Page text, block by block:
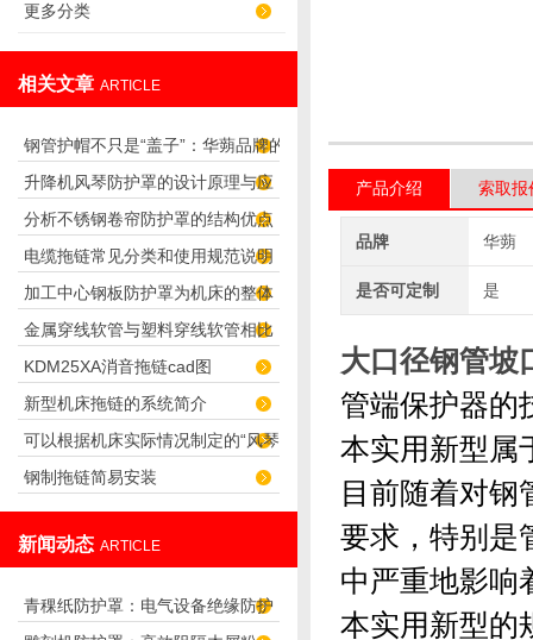
更多分类
相关文章 ARTICLE
钢管护帽不只是“盖子”：华蒴品牌的
应用场景与选购参考
升降机风琴防护罩的设计原理与应
用
分析不锈钢卷帘防护罩的结构优点
电缆拖链常见分类和使用规范说明
加工中心钢板防护罩为机床的整体
造型增添了无限色彩
金属穿线软管与塑料穿线软管相比
谁应用更广泛？
KDM25XA消音拖链cad图
新型机床拖链的系统简介
可以根据机床实际情况制定的“风琴
导轨防护罩”
钢制拖链简易安装
新闻动态 ARTICLE
青稞纸防护罩：电气设备绝缘防护
产品介绍 索取报
品牌 华蒴
是否可定制 是
大口径钢管坡
管端保护器的
本实用新型属
目前随着对钢
要求，特别是
中严重地影响
本实用新型的